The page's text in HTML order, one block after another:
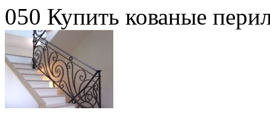
050 Купить кованые